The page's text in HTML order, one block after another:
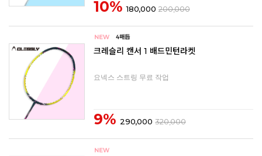
10% 180,000 200,000
크레슬리 캔서 1 배드민턴라켓
요넥스 스트링 무료 작업
9% 290,000 320,000